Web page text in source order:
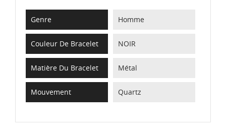
Genre Homme
Couleur De Bracelet NOIR
Matière Du Bracelet Métal
Mouvement Quartz